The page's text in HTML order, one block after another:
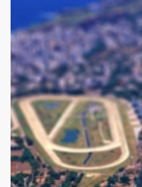
8 135 ЛЕВА